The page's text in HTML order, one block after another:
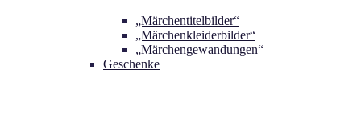
„Märchentitelbilder“
„Märchenkleiderbilder“
„Märchengewandungen“
Geschenke